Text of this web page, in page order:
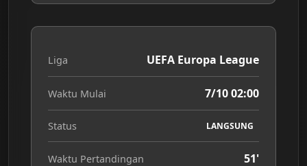
Liga UEFA Europa League
Waktu Mulai 7/10 02:00
Status LANGSUNG
Waktu Pertandingan 51'